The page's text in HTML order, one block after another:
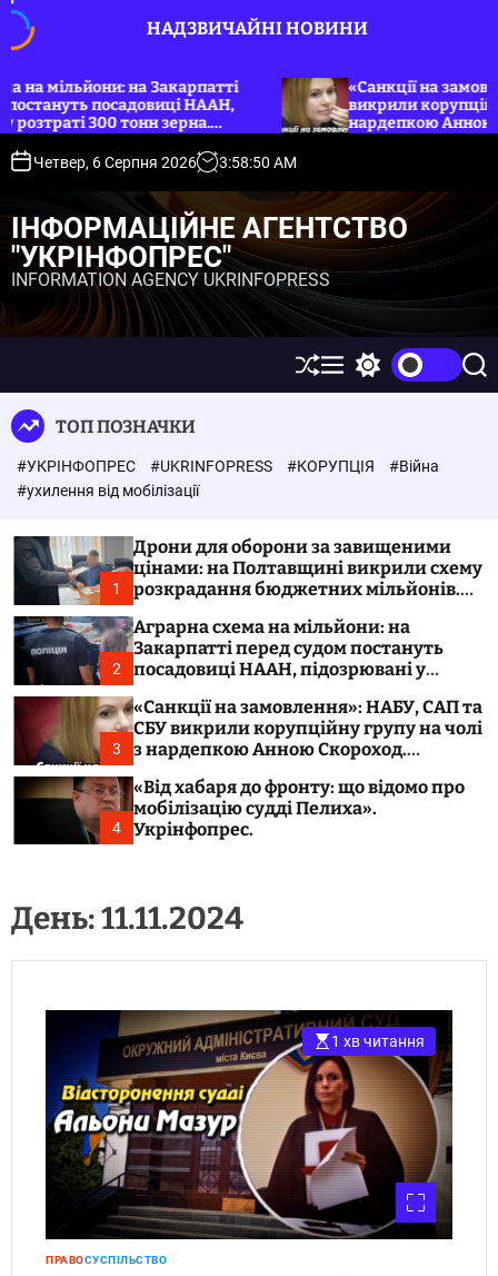
т
с
НАДЗВИЧАЙНІ НОВИНИ
на Закарпатті
посадовиці НААН,
300 тонн зерна.
«Санкції на
викрили корупційну
нардепкою Анною
Четвер, 6 Серпня 2026 3:58:50 AM
ІНФОРМАЦІЙНЕ АГЕНТСТВО
"УКРІНФОПРЕС"
INFORMATION AGENCY UKRINFOPRESS
П
е
а
а
т
и
М
е е
и
к
о
л
ь
р
о
в
г
о
р
ж
и
П
о
ТОП ПОЗНАЧКИ
#УКРІНФОПРЕС #UKRINFOPRESS #КОРУПЦІЯ
#Війна
#ухилення від мобілізації
1
Дрони для оборони за завищеними
цінами: на Полтавщині викрили схему
розкрадання бюджетних мільйонів.
2
Аграрна схема на мільйони: на
Закарпатті перед судом постануть
посадовиці НААН, підозрювані у
3
«Санкції на замовлення»: НАБУ, САП та
СБУ викрили корупційну групу на чолі
з нардепкою Анною Скороход.
4
«Від хабаря до фронту: що відомо про
мобілізацію судді Пелиха».
Укрінфопрес.
День:11.11.2024
1 хв читання
ПРАВОСУСПІЛЬСТВО